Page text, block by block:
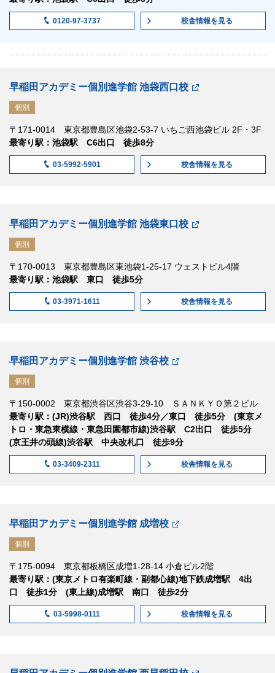
0120-97-3737 校舎情報を見る
早稲田アカデミー個別進学館 池袋西口校
個別
〒171-0014 東京都豊島区池袋2-53-7 いちご西池袋ビル 2F・3F
最寄り駅：池袋駅 C6出口 徒歩8分
03-5992-5901 校舎情報を見る
早稲田アカデミー個別進学館 池袋東口校
個別
〒170-0013 東京都豊島区東池袋1-25-17 ウェストビル4階
最寄り駅：池袋駅 東口 徒歩5分
03-3971-1611 校舎情報を見る
早稲田アカデミー個別進学館 渋谷校
個別
〒150-0002 東京都渋谷区渋谷3-29-10 ＳＡＮＫＹＯ第２ビル
最寄り駅：(JR)渋谷駅 西口 徒歩4分／東口 徒歩5分 (東京メ
トロ・東急東横線・東急田園都市線)渋谷駅 C2出口 徒歩5分
(京王井の頭線)渋谷駅 中央改札口 徒歩9分
03-3409-2311 校舎情報を見る
早稲田アカデミー個別進学館 成増校
個別
〒175-0094 東京都板橋区成増1-28-14 小倉ビル2階
最寄り駅：(東京メトロ有楽町線・副都心線)地下鉄成増駅 4出
口 徒歩1分 (東上線)成増駅 南口 徒歩2分
03-5998-0111 校舎情報を見る